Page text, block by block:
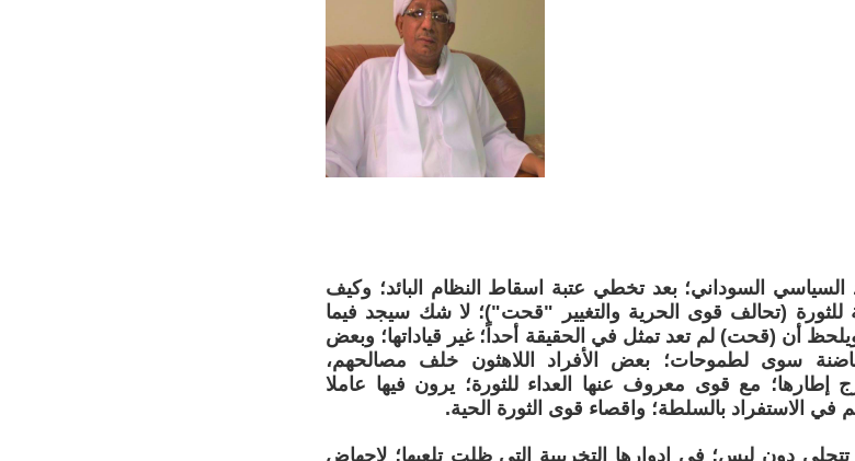
السياسي السوداني؛ بعد تخطي عتبة اسقاط النظام البائد؛ وكيف
للثورة (تحالف قوى الحرية والتغيير "قحت")؛ لا شك سيجد فيما
أن (قحت) لم تعد تمثل في الحقيقة أحداً؛ غير قياداتها؛ وبعض
حاضنة سوى لطموحات؛ بعض الأفراد اللاهثون خلف مصالحهم،
إطارها؛ مع قوى معروف عنها العداء للثورة؛ يرون فيها عاملا
الاستفراد بالسلطة؛ واقصاء قوى الثورة الحية.
دون لبس؛ في ادوارها التخريبية التي ظلت تلعبها؛ لإجهاض